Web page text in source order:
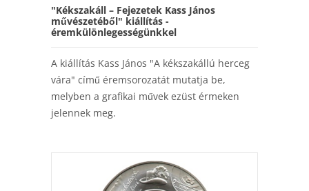
"Kékszakáll – Fejezetek Kass János
művészetéből" kiállítás -
éremkülönlegességünkkel
A kiállítás Kass János "A kékszakállú herceg
vára" című éremsorozatát mutatja be,
melyben a grafikai művek ezüst érmeken
jelennek meg.